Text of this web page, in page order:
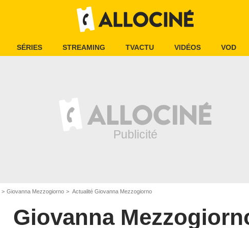
SÉRIES STREAMING TVACTU VIDÉOS VOD
Giovanna Mezzogiorno Actualité Giovanna Mezzogiorno
Giovanna